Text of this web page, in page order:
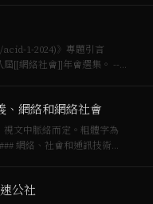
1-2024)》專題引言
[[網絡社會]]年會選集。 ---
、網絡和網絡社會
文中脈絡而定。粗體字為
公社